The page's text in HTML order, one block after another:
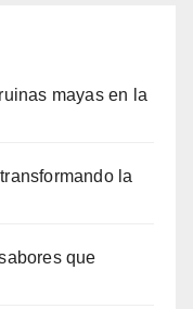
mayas en la
la
que